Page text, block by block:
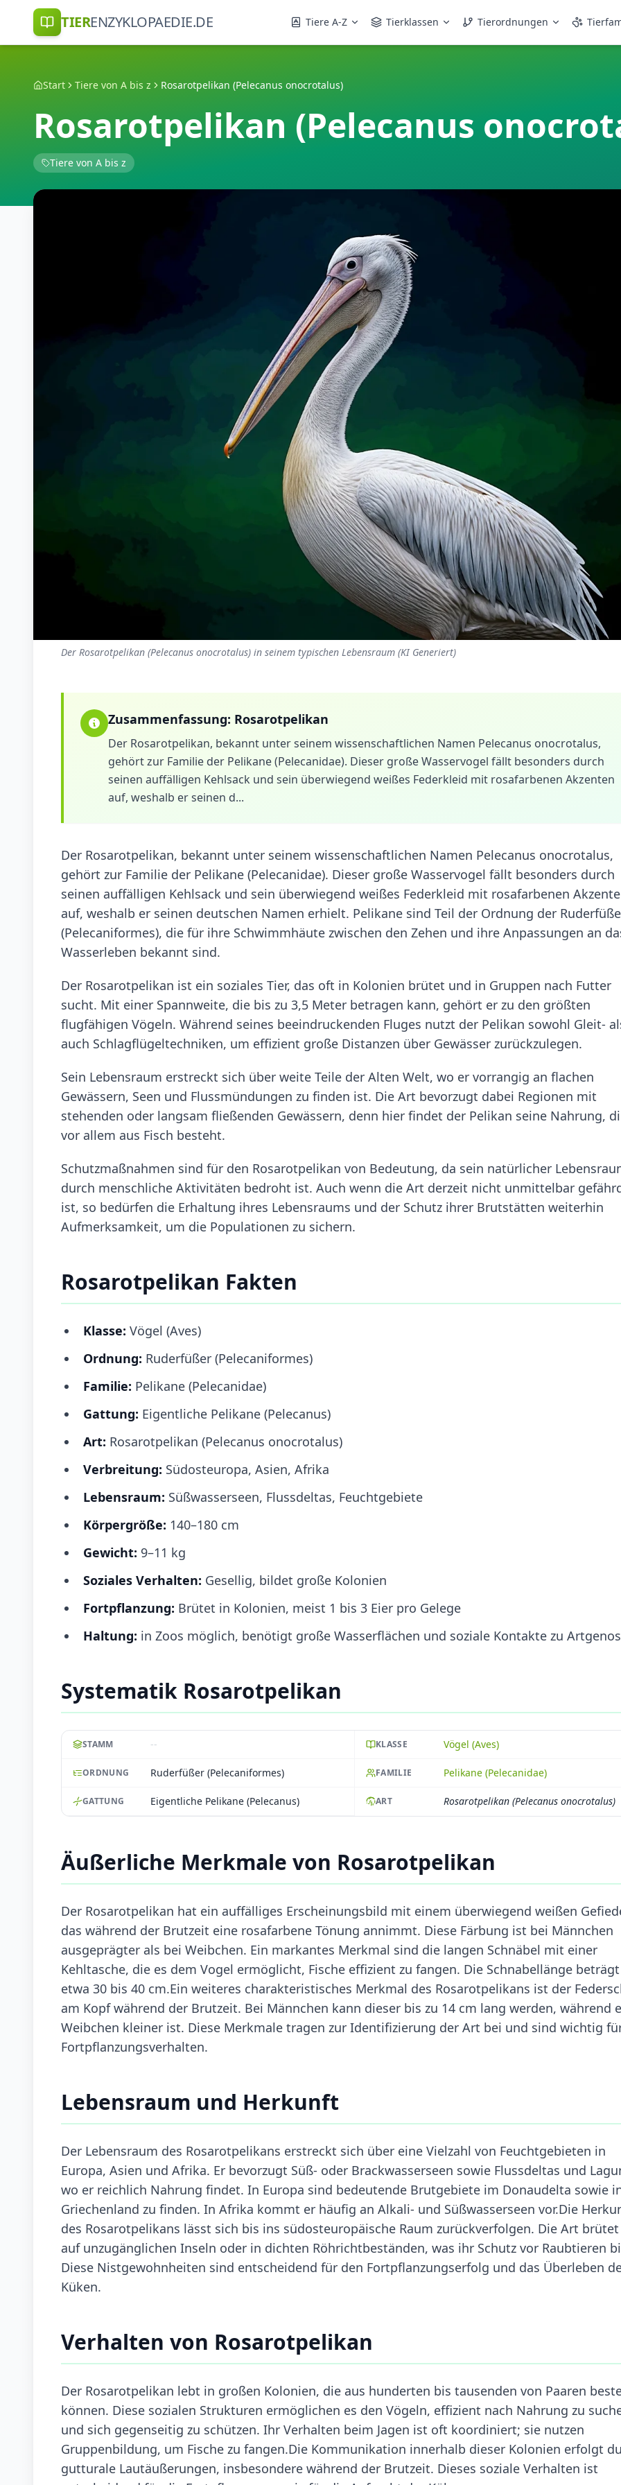
TIERENZYKLOPAEDIE.DE Tiere A-Z Tierklassen Tierordnungen
Start Tiere von A bis z Rosarotpelikan (Pelecanus onocrotalus)
Rosarotpelikan (Pelecanus
Tiere von A bis z
Der Rosarotpelikan (Pelecanus onocrotalus) in seinem typischen Lebensraum (KI Generiert)
Zusammenfassung: Rosarotpelikan
Der Rosarotpelikan, bekannt unter seinem wissenschaftlichen Namen Pelecanus onocrotalus,
gehört zur Familie der Pelikane (Pelecanidae). Dieser große Wasservogel fällt besonders durch
seinen auffälligen Kehlsack und sein überwiegend weißes Federkleid mit rosafarbenen Akzenten
auf, weshalb er seinen d...
Der Rosarotpelikan, bekannt unter seinem wissenschaftlichen Namen Pelecanus onocrotalus,
gehört zur Familie der Pelikane (Pelecanidae). Dieser große Wasservogel fällt besonders durch
seinen auffälligen Kehlsack und sein überwiegend weißes Federkleid mit rosafarbenen
auf, weshalb er seinen deutschen Namen erhielt. Pelikane sind Teil der Ordnung der
(Pelecaniformes), die für ihre Schwimmhäute zwischen den Zehen und ihre Anpassungen an
Wasserleben bekannt sind.
Der Rosarotpelikan ist ein soziales Tier, das oft in Kolonien brütet und in Gruppen nach Futter
sucht. Mit einer Spannweite, die bis zu 3,5 Meter betragen kann, gehört er zu den größten
flugfähigen Vögeln. Während seines beeindruckenden Fluges nutzt der Pelikan sowohl Gleit-
auch Schlagflügeltechniken, um effizient große Distanzen über Gewässer zurückzulegen.
Sein Lebensraum erstreckt sich über weite Teile der Alten Welt, wo er vorrangig an flachen
Gewässern, Seen und Flussmündungen zu finden ist. Die Art bevorzugt dabei Regionen mit
stehenden oder langsam fließenden Gewässern, denn hier findet der Pelikan seine Nahrung,
vor allem aus Fisch besteht.
Schutzmaßnahmen sind für den Rosarotpelikan von Bedeutung, da sein natürlicher
durch menschliche Aktivitäten bedroht ist. Auch wenn die Art derzeit nicht unmittelbar
ist, so bedürfen die Erhaltung ihres Lebensraums und der Schutz ihrer Brutstätten weiterhin
Aufmerksamkeit, um die Populationen zu sichern.
Rosarotpelikan Fakten
Klasse: Vögel (Aves)
Ordnung: Ruderfüßer (Pelecaniformes)
Familie: Pelikane (Pelecanidae)
Gattung: Eigentliche Pelikane (Pelecanus)
Art: Rosarotpelikan (Pelecanus onocrotalus)
Verbreitung: Südosteuropa, Asien, Afrika
Lebensraum: Süßwasserseen, Flussdeltas, Feuchtgebiete
Körpergröße: 140–180 cm
Gewicht: 9–11 kg
Soziales Verhalten: Gesellig, bildet große Kolonien
Fortpflanzung: Brütet in Kolonien, meist 1 bis 3 Eier pro Gelege
Haltung: in Zoos möglich, benötigt große Wasserflächen und soziale Kontakte zu
Systematik Rosarotpelikan
STAMM -- KLASSE Vögel (Aves)
ORDNUNG Ruderfüßer (Pelecaniformes) FAMILIE Pelikane (Pelecanidae)
GATTUNG Eigentliche Pelikane (Pelecanus) ART Rosarotpelikan (Pelecanus onocrotalus)
Äußerliche Merkmale von Rosarotpelikan
Der Rosarotpelikan hat ein auffälliges Erscheinungsbild mit einem überwiegend weißen
das während der Brutzeit eine rosafarbene Tönung annimmt. Diese Färbung ist bei Männchen
ausgeprägter als bei Weibchen. Ein markantes Merkmal sind die langen Schnäbel mit einer
Kehltasche, die es dem Vogel ermöglicht, Fische effizient zu fangen. Die Schnabellänge beträgt
etwa 30 bis 40 cm.Ein weiteres charakteristisches Merkmal des Rosarotpelikans ist der
am Kopf während der Brutzeit. Bei Männchen kann dieser bis zu 14 cm lang werden, während
Weibchen kleiner ist. Diese Merkmale tragen zur Identifizierung der Art bei und sind wichtig
Fortpflanzungsverhalten.
Lebensraum und Herkunft
Der Lebensraum des Rosarotpelikans erstreckt sich über eine Vielzahl von Feuchtgebieten in
Europa, Asien und Afrika. Er bevorzugt Süß- oder Brackwasserseen sowie Flussdeltas und
wo er reichlich Nahrung findet. In Europa sind bedeutende Brutgebiete im Donaudelta sowie
Griechenland zu finden. In Afrika kommt er häufig an Alkali- und Süßwasserseen vor.Die
des Rosarotpelikans lässt sich bis ins südosteuropäische Raum zurückverfolgen. Die Art
auf unzugänglichen Inseln oder in dichten Röhrichtbeständen, was ihr Schutz vor Raubtieren
Diese Nistgewohnheiten sind entscheidend für den Fortpflanzungserfolg und das Überleben
Küken.
Verhalten von Rosarotpelikan
Der Rosarotpelikan lebt in großen Kolonien, die aus hunderten bis tausenden von Paaren
können. Diese sozialen Strukturen ermöglichen es den Vögeln, effizient nach Nahrung zu
und sich gegenseitig zu schützen. Ihr Verhalten beim Jagen ist oft koordiniert; sie nutzen
Gruppenbildung, um Fische zu fangen.Die Kommunikation innerhalb dieser Kolonien erfolgt
gutturale Lautäußerungen, insbesondere während der Brutzeit. Dieses soziale Verhalten ist